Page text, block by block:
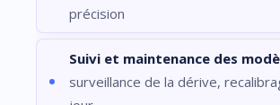
précision
Suivi et maintenance des
surveillance de la dérive,